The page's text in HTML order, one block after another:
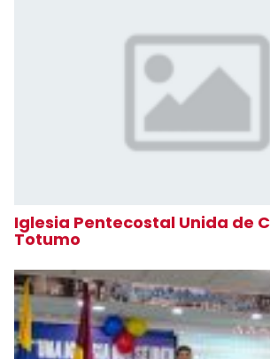
Iglesia Pentecostal Unida de
Totumo